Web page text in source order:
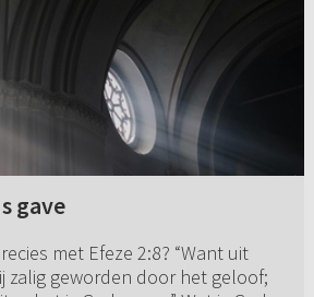
gave
met Efeze 2:8? “Want uit
zalig geworden door het geloof;